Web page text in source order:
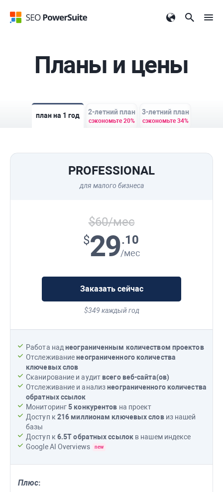
Планы и цены
план на 1 год 2-летний план
сэкономьте 20%
3-летний план
сэкономьте 34%
PROFESSIONAL
для малого бизнеса
$60/мес
$29.10
/мес
Заказать сейчас
$349 каждый год
Работа наднеограниченным количеством проектов
Отслеживаниенеограниченного количества
ключевых слов
Сканирование и аудит всего веб-сайта(ов)
Отслеживание и анализнеограниченного количества
обратных ссылок
Мониторинг5 конкурентов на проект
Доступ к 216 миллионам ключевых словиз нашей
базы
Доступ к 6.5Tобратных ссылокв нашем индексе
Google AI Overviews
new
Плюс: